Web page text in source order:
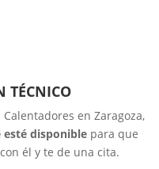
TÉCNICO
en Zaragoza,
disponiblepara que
él y te de una cita.